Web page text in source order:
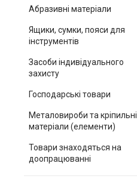
Абразивні матеріали
Ящики, сумки, пояси для
інструментів
Засоби індивідуального
захисту
Господарські товари
Металовироби та кріпильні
матеріали (елементи)
Товари знаходяться на
доопрацюванні